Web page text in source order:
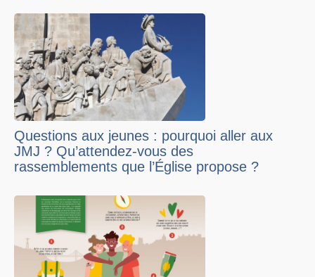
Questions aux jeunes : pourquoi aller aux
JMJ ? Qu’attendez-vous des
rassemblements que l’Église propose ?